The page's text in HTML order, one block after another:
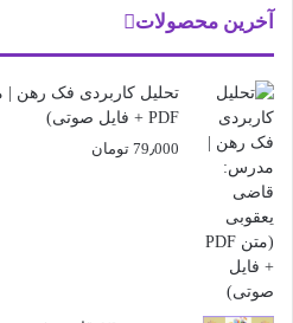
آخرین محصولات
تحلیل کاربردی فک رهن
PDF + فایل صوتی)
79٫000 تومان